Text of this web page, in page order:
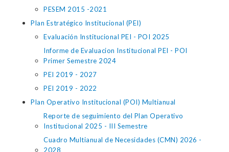
PESEM 2015 -2021
Plan Estratégico Institucional (PEI)
Evaluación Institucional PEI - POI 2025
Informe de Evaluacion Institucional PEI - POI
Primer Semestre 2024
PEI 2019 - 2027
PEI 2019 - 2022
Plan Operativo Institucional (POI) Multianual
Reporte de seguimiento del Plan Operativo
Institucional 2025 - III Semestre
Cuadro Multianual de Necesidades (CMN) 2026 -
2028